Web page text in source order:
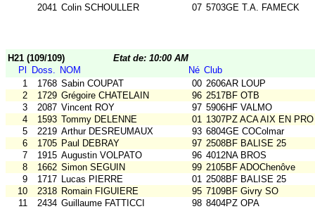
2041 Colin SCHOULLER 07 5703GE T.A. FAMECK
H21 (109/109)
Etat de: 10:00 AM
Pl
Doss. NOM Né Club
1
1768 Sabin COUPAT 00 2606AR LOUP
2
1729 Grégoire CHATELAIN 96 2517BF OTB
3
2087 Vincent ROY 97 5906HF VALMO
4
1593 Tommy DELENNE 01 1307PZ ACA AIX EN
5
2219 Arthur DESREUMAUX 93 6804GE COColmar
6
1705 Paul DEBRAY 97 2508BF BALISE 25
7
1915 Augustin VOLPATO 96 4012NA BROS
8
1662 Simon SEGUIN 99 2105BF ADOChenôve
9
1717 Lucas PIERRE 01 2508BF BALISE 25
10
2318 Romain FIGUIERE 95 7109BF Givry SO
11
2434 Guillaume FATTICCI 98 8404PZ OPA